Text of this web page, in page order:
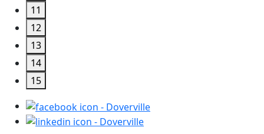
11
12
13
14
15